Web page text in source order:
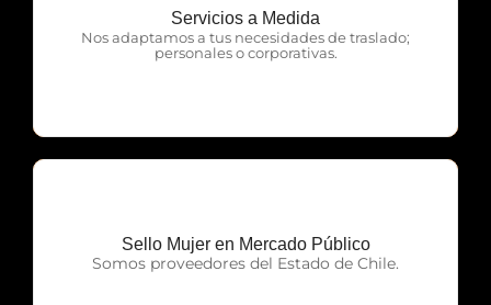
Servicios a Medida
Nos adaptamos a tus necesidades de traslado;
personales o corporativas.
OTP Servicios
Sello Mujer en Mercado Público
Somos proveedores del Estado de Chile.
OTP Servicios